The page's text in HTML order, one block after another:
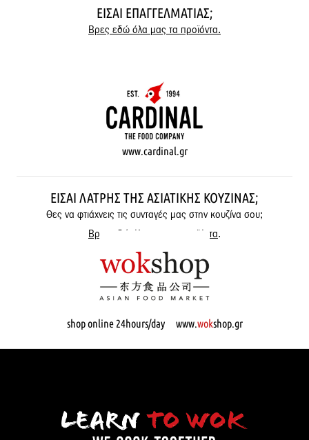
ΕΊΣΑΙ ΕΠΑΓΓΕΛΜΑΤΊΑΣ;
Βρες εδώ όλα μας τα προϊόντα.
www.cardinal.gr
ΕΊΣΑΙ ΛΆΤΡΗΣ ΤΗΣ ΑΣΙΑΤΙΚΉΣ ΚΟΥΖΊΝΑΣ;
Θες να φτιάχνεις τις συνταγές μας στην κουζίνα σου;
Βρες εδώ όλα μας τα προϊόντα.
shop online 24hours/day www.wokshop.gr